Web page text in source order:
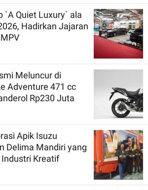
`A Quiet Luxury` ala
Hadirkan Jajaran
Meluncur di
Adventure 471 cc
Rp230 Juta
Apik Isuzu
Delima Mandiri yang
Kreatif